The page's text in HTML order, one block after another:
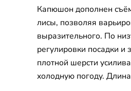
Капюшон дополнен
лисы, позволяя
выразительного. По
регулировки посадки
плотной шерсти
холодную погоду.